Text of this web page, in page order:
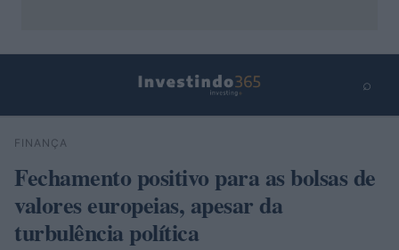
⌕
Buscar
FINANÇA
Fechamento positivo para as bolsas de
valores europeias, apesar da
turbulência política